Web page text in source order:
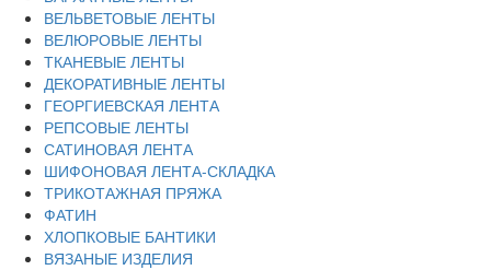
ВЕЛЬВЕТОВЫЕ ЛЕНТЫ
ВЕЛЮРОВЫЕ ЛЕНТЫ
ТКАНЕВЫЕ ЛЕНТЫ
ДЕКОРАТИВНЫЕ ЛЕНТЫ
ГЕОРГИЕВСКАЯ ЛЕНТА
РЕПСОВЫЕ ЛЕНТЫ
САТИНОВАЯ ЛЕНТА
ШИФОНОВАЯ ЛЕНТА-СКЛАДКА
ТРИКОТАЖНАЯ ПРЯЖА
ФАТИН
ХЛОПКОВЫЕ БАНТИКИ
ВЯЗАНЫЕ ИЗДЕЛИЯ